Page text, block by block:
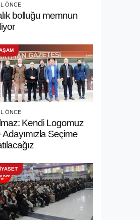
ÖNCE
bolluğu memnun
ÖNCE
Kendi Logomuz
Adayımızla Seçime